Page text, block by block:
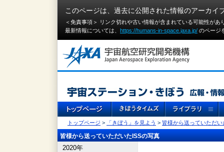
このページは、過去に公開された情報のアーカイ
＜免責事項＞ リンク切れや古い情報が含まれている可能性が
最新情報については、 https://humans-in-space.jaxa.jp/ のページ
トップページ > 「きぼう」を見よう > 皆様から送っていただい
皆様から送っていただいたISSの写真
2020年